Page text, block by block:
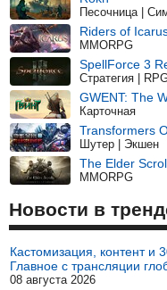
Песочница |
Riders of
MMORPG
SpellForce 3
Стратегия |
GWENT: The
Карточная
Transformers
Шутер | Экшен
The Elder
MMORPG
Новости в
Кастомизация, контент и
Главное с трансляции
08 августа 2026